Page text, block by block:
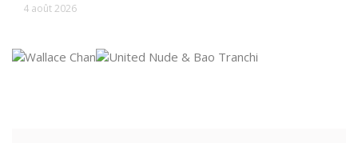
4 août 2026